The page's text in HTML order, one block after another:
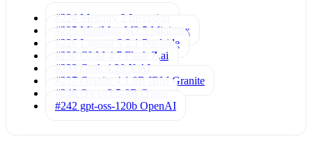
#224 Mercury 2 Inception
#225 MiniMax M2.5 Minimax
#226 Laguna S 2.1 Poolside
#230 GLM 4.7 Flash Z.ai
#233 Grok 4.20 X AI
#237 Granite 4.1 8B IBM Granite
#240 Qwen3.5-9B Qwen
#242 gpt-oss-120b OpenAI